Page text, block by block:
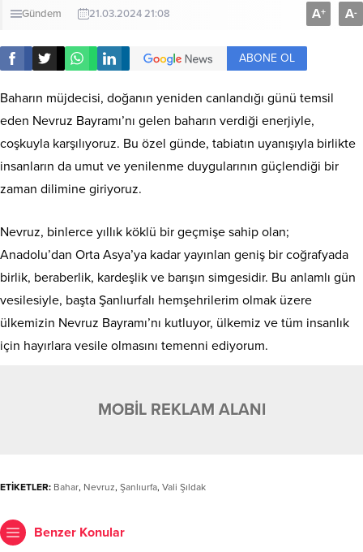
Gündem 21.03.2024 21:08 A+ A-
ABONE OL
Baharın müjdecisi, doğanın yeniden canlandığı günü temsil
eden Nevruz Bayramı’nı gelen baharın verdiği enerjiyle,
coşkuyla karşılıyoruz. Bu özel günde, tabiatın uyanışıyla birlikte
insanların da umut ve yenilenme duygularının güçlendiği bir
zaman dilimine giriyoruz.
Nevruz, binlerce yıllık köklü bir geçmişe sahip olan;
Anadolu’dan Orta Asya’ya kadar yayınlan geniş bir coğrafyada
birlik, beraberlik, kardeşlik ve barışın simgesidir. Bu anlamlı gün
vesilesiyle, başta Şanlıurfalı hemşehrilerim olmak üzere
ülkemizin Nevruz Bayramı’nı kutluyor, ülkemiz ve tüm insanlık
için hayırlara vesile olmasını temenni ediyorum.
MOBİL REKLAM ALANI
ETİKETLER: Bahar, Nevruz, Şanlıurfa, Vali Şıldak
Benzer Konular